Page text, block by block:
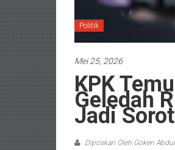
Politik
Mei 25, 2026
KPK
Geledah
Jadi
Diposkan Oleh:Goken